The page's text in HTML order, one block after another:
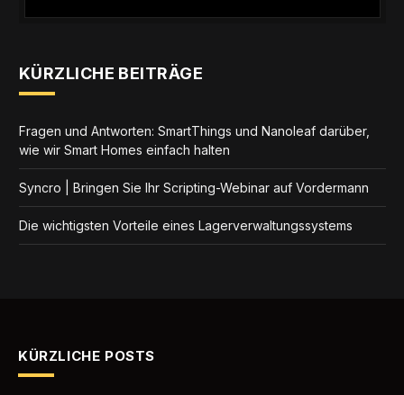
KÜRZLICHE BEITRÄGE
Fragen und Antworten: SmartThings und Nanoleaf darüber,
wie wir Smart Homes einfach halten
Syncro | Bringen Sie Ihr Scripting-Webinar auf Vordermann
Die wichtigsten Vorteile eines Lagerverwaltungssystems
KÜRZLICHE POSTS